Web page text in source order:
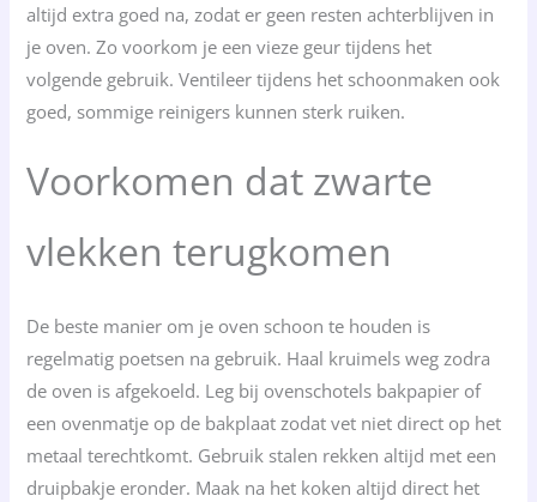
altijd extra goed na, zodat er geen resten achterblijven in
je oven. Zo voorkom je een vieze geur tijdens het
volgende gebruik. Ventileer tijdens het schoonmaken ook
goed, sommige reinigers kunnen sterk ruiken.
Voorkomen dat zwarte
vlekken terugkomen
De beste manier om je oven schoon te houden is
regelmatig poetsen na gebruik. Haal kruimels weg zodra
de oven is afgekoeld. Leg bij ovenschotels bakpapier of
een ovenmatje op de bakplaat zodat vet niet direct op het
metaal terechtkomt. Gebruik stalen rekken altijd met een
druipbakje eronder. Maak na het koken altijd direct het